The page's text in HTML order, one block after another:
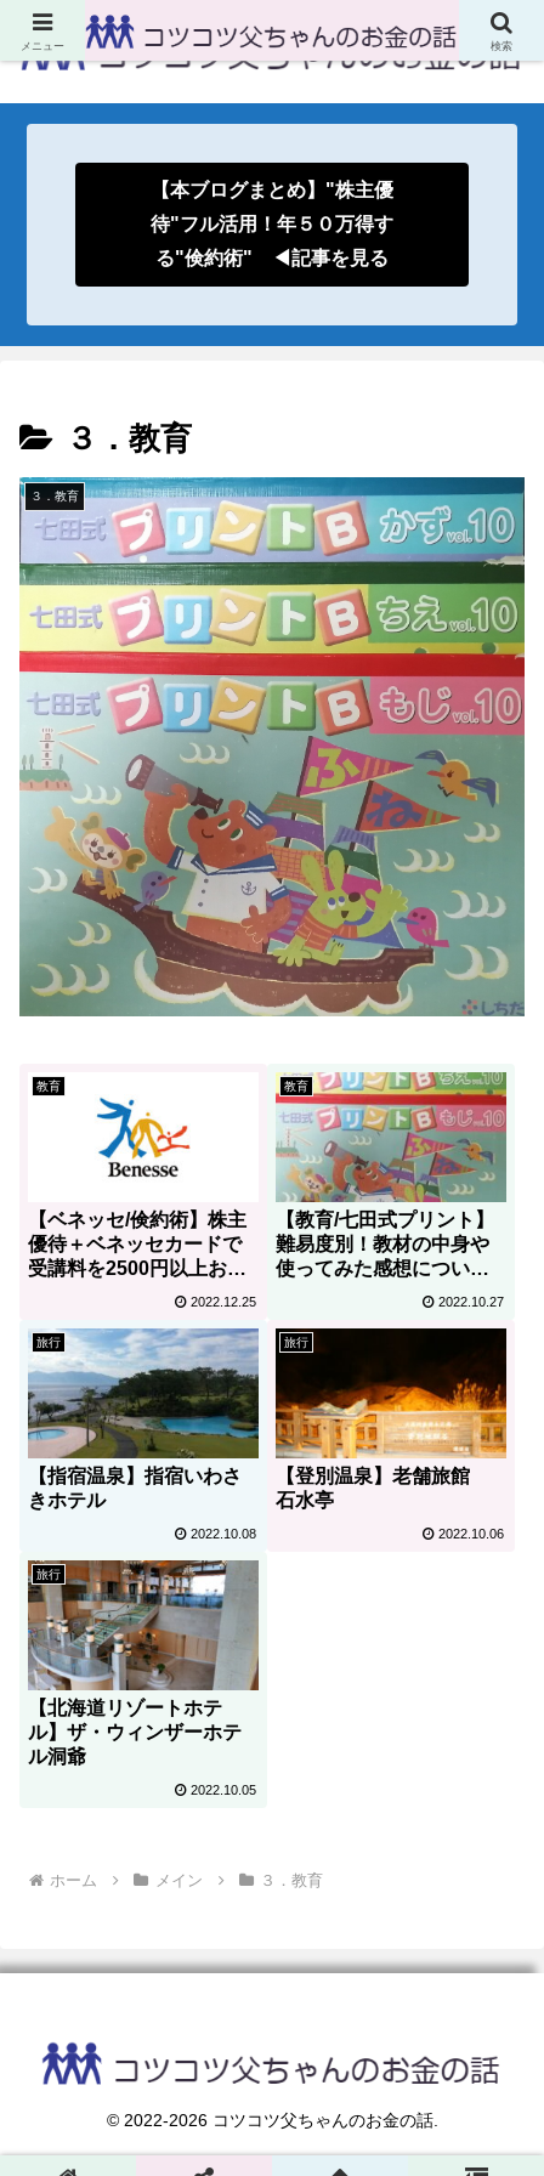
【本ブログまとめ】"株主優
待"フル活用！年５０万得す
る"倹約術" ◀記事を見る
３．教育
３．教育
教育
【ベネッセ/倹約術】株主
優待＋ベネッセカードで
受講料を2500円以上お得
2022.12.25
教育
【教育/七田式プリント】
難易度別！教材の中身や
使ってみた感想について
2022.10.27
旅行
【指宿温泉】指宿いわさ
きホテル
2022.10.08
旅行
【登別温泉】老舗旅館
石水亭
2022.10.06
旅行
【北海道リゾートホテ
ル】ザ・ウィンザーホテ
ル洞爺
2022.10.05
ホーム メイン ３．教育
© 2022-2026 コツコツ父ちゃんのお金の話.
メニュー 検索